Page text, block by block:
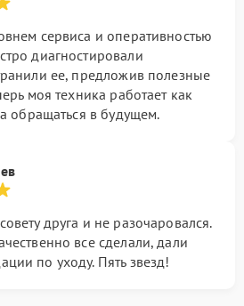
сервиса и оперативностью
диагностировали
ее, предложив полезные
моя техника работает как
обращаться в будущем.
друга и не разочаровался.
все сделали, дали
по уходу. Пять звезд!